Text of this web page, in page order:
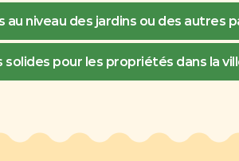
au niveau des jardins ou des autres
pour les propriétés dans la